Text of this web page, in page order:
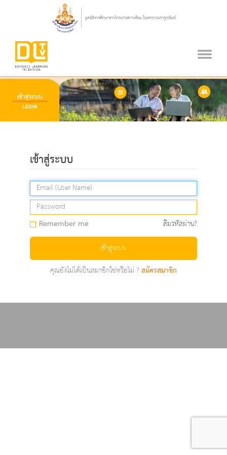
เข้าสู่ระบบ
Remember me ลืมรหัสผ่าน?
เข้าสู่ระบบ
คุณยังไม่ได้เป็นสมาชิกใช่หรือไม่ ?สมัครสมาชิก